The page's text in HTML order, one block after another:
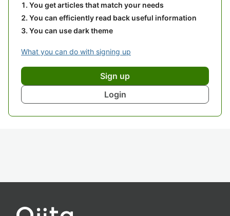
You get articles that match your needs
You can efficiently read back useful information
You can use dark theme
What you can do with signing up
Sign up
Login